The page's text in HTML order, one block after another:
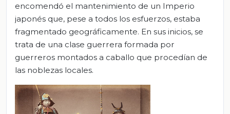
encomendó el mantenimiento de un Imperio
japonés que, pese a todos los esfuerzos, estaba
fragmentado geográficamente. En sus inicios, se
trata de una clase guerrera formada por
guerreros montados a caballo que procedían de
las noblezas locales.